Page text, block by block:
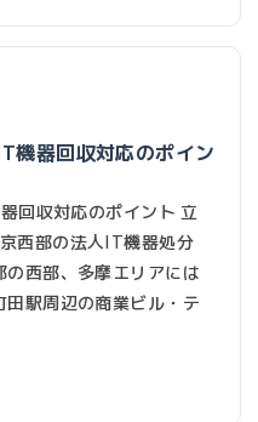
機器回収対応のポイン
回収対応のポイント 立
西部の法人IT機器処分
西部、多摩エリアには
駅周辺の商業ビル・テ